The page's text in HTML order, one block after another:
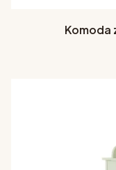
Komoda